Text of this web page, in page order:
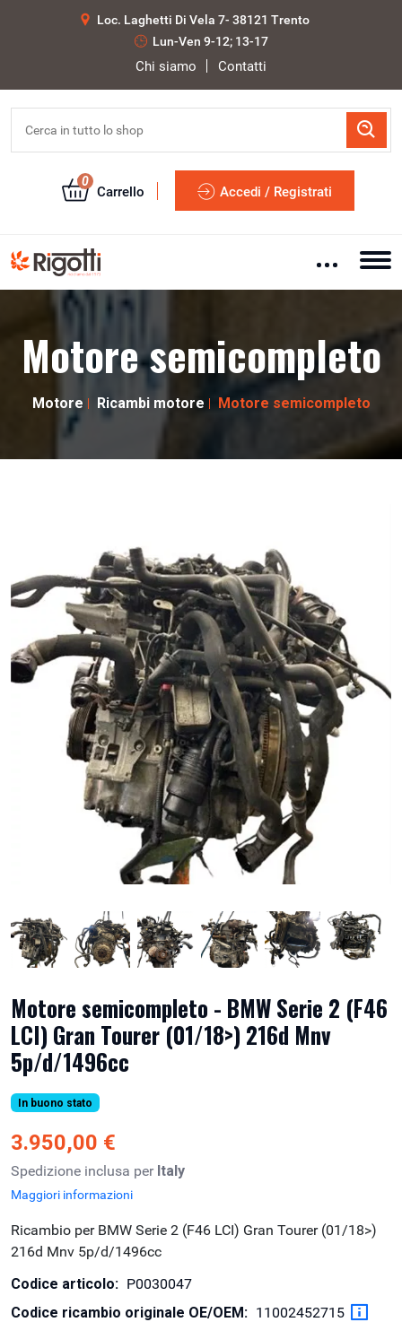
Loc. Laghetti Di Vela 7- 38121 Trento
Lun-Ven 9-12; 13-17
Chi siamo Contatti
0
Carrello Accedi / Registrati
Motore semicompleto
Motore Ricambi motore Motore semicompleto
Motore semicompleto - BMW Serie 2 (F46
LCI) Gran Tourer (01/18>) 216d Mnv
5p/d/1496cc
In buono stato
3.950,00 €
Spedizione inclusa per Italy
Maggiori informazioni
Ricambio per BMW Serie 2 (F46 LCI) Gran Tourer (01/18>)
216d Mnv 5p/d/1496cc
Codice articolo: P0030047
Codice ricambio originale OE/OEM: 11002452715